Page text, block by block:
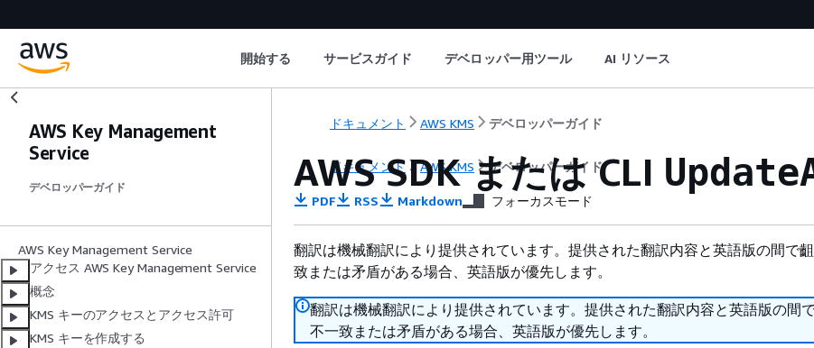
開始する サービスガイド デベロッパー用ツール AI リソース
AWS Key Management
Service
デベロッパーガイド
AWS Key Management Service
アクセス AWS Key Management Service
概念
KMS キーのアクセスとアクセス許可
KMS キーを作成する
ドキュメント AWS KMS デベロッパーガイド
ドキュメント AWS KMS デベロッパーガイド
AWS SDK または CLI
PDF RSS Markdown フォーカスモード
翻訳は機械翻訳により提供されています。提供された翻訳内容と英語版の間で
致または矛盾がある場合、英語版が優先します。
翻訳は機械翻訳により提供されています。提供された翻訳内容と英語版の間で
不一致または矛盾がある場合、英語版が優先します。